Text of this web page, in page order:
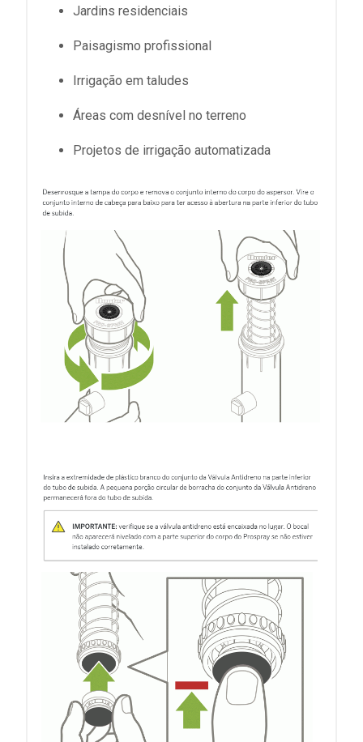
Jardins residenciais
Paisagismo profissional
Irrigação em taludes
Áreas com desnível no terreno
Projetos de irrigação automatizada